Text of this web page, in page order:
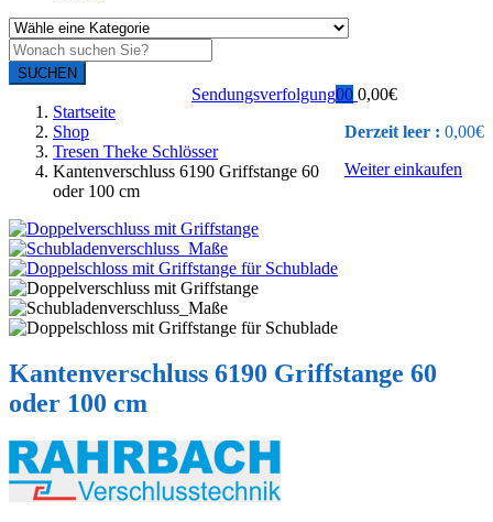
SUCHEN
0 0,00€
Derzeit leer : 0,00€
Weiter einkaufen
0
Sendungsverfolgung
Startseite
Shop
Tresen Theke Schlösser
Kantenverschluss 6190 Griffstange 60
oder 100 cm
Kantenverschluss 6190 Griffstange 60
oder 100 cm